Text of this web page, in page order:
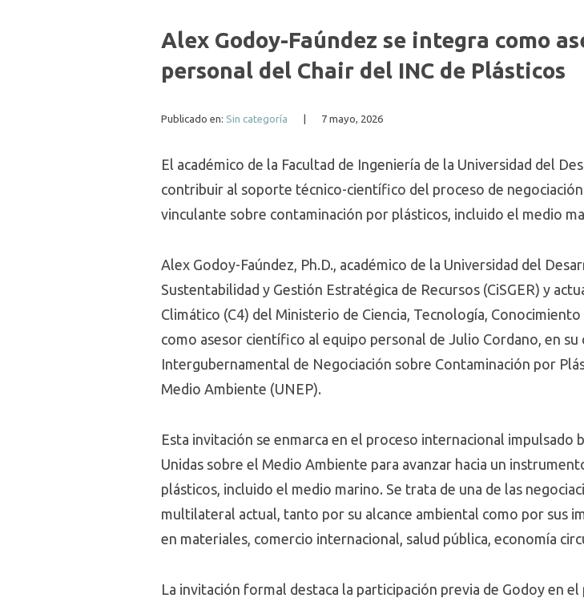
Alex Godoy-Faúndez se integra como
personal del Chair del INC de Plásticos
Publicado en: Sin categoría 7 mayo, 2026
El académico de la Facultad de Ingeniería de la Universidad del
contribuir al soporte técnico-científico del proceso de
vinculante sobre contaminación por plásticos, incluido el medio
Alex Godoy-Faúndez, Ph.D., académico de la Universidad del
Sustentabilidad y Gestión Estratégica de Recursos (CiSGER) y
Climático (C4) del Ministerio de Ciencia, Tecnología,
como asesor científico al equipo personal de Julio Cordano, en
Intergubernamental de Negociación sobre Contaminación por
Medio Ambiente (UNEP).
Esta invitación se enmarca en el proceso internacional impulsado
Unidas sobre el Medio Ambiente para avanzar hacia un
plásticos, incluido el medio marino. Se trata de una de las
multilateral actual, tanto por su alcance ambiental como por sus
en materiales, comercio internacional, salud pública, economía
La invitación formal destaca la participación previa de Godoy en